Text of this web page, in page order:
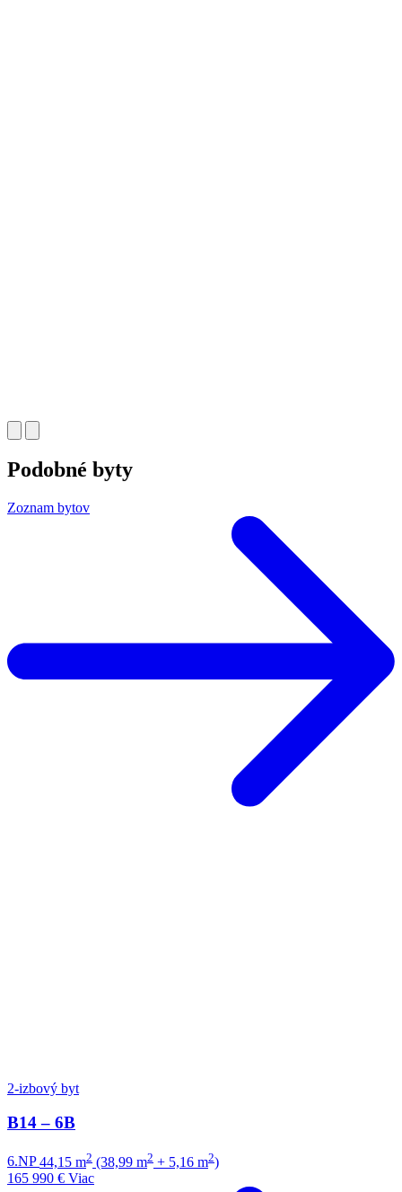
Podobné byty
Zoznam bytov
2-izbový byt
B14 – 6B
6.NP 44,15 m2 (38,99 m2 + 5,16 m2)
165 990 € Viac